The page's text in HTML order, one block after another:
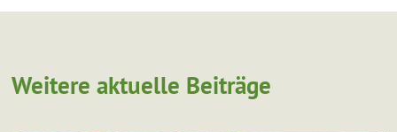
Weitere aktuelle Beiträge